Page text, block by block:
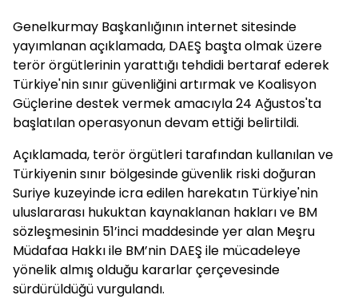
Genelkurmay Başkanlığının internet sitesinde
yayımlanan açıklamada, DAEŞ başta olmak üzere
terör örgütlerinin yarattığı tehdidi bertaraf ederek
Türkiye'nin sınır güvenliğini artırmak ve Koalisyon
Güçlerine destek vermek amacıyla 24 Ağustos'ta
başlatılan operasyonun devam ettiği belirtildi.
Açıklamada, terör örgütleri tarafından kullanılan ve
Türkiyenin sınır bölgesinde güvenlik riski doğuran
Suriye kuzeyinde icra edilen harekatın Türkiye'nin
uluslararası hukuktan kaynaklanan hakları ve BM
sözleşmesinin 51’inci maddesinde yer alan Meşru
Müdafaa Hakkı ile BM’nin DAEŞ ile mücadeleye
yönelik almış olduğu kararlar çerçevesinde
sürdürüldüğü vurgulandı.